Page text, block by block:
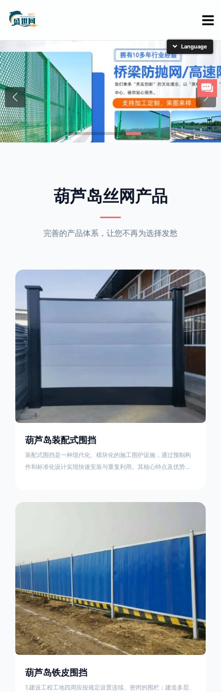
葫芦岛丝网产品
完善的产品体系，让您不再为选择发愁
葫芦岛装配式围挡
装配式围挡是一种现代化、模块化的施工围护设施，通过预制构
件和标准化设计实现快速安装与重复利用。其核心特点及优势如
撑、横撑加强筋等部件增强整体稳定性立柱规格：通常为
葫芦岛铁皮围挡
1.建设工程工地四周应按规定设置连续、密闭的围栏；建造多层、
简体中文
English
日本語